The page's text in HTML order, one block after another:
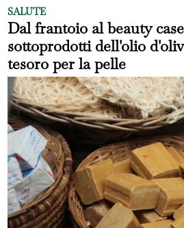
SALUTE
Dal frantoio al beauty
sottoprodotti dell'olio
tesoro per la pelle